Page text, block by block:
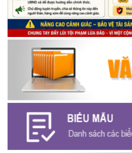
Thông báo tiếp nhận phản ánh, kiến
hành chính
(07/08/2026)
Thông báo về thực hiện Luật tương
các văn bản quy định chi tiết, hướng
(04/08/2026)
Thông báo cảnh báo lừa đảo liên
(24/07/2026)
Triển khai xây dựng mô hình “Trồng tái